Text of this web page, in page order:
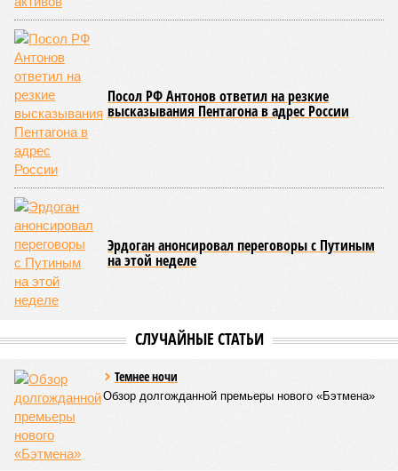
совершенно естественной», – указывает политолог
Андрей Суздальцев.
Вот только почему для менеджмента РЖД столь же
естественным считается вкладываться в закавказскую
«железку» тогда, когда на российских железных дорогах не
тольконе решены
нынешние проблемы, но и постоянно
возникаютновые? Даст ли здесь свой комментарий
Белозёров?
Гарник Туманян, политолог
– Вероятно, в случае разрыва концессии Пашинян со
своими европейскими партнёрами могут
инициировать новый проект на территории Армении
подобно трамповскому TRIPP, где будет создана
европейская концессия для управления путями, а
минус в таком же соотношении, как с американцами
Мирослава Регинская, публицист
– Довольно вероятным представляется вариант
развития событий, при котором после ухода РЖД
железные дороги Армении быстро обретут другого